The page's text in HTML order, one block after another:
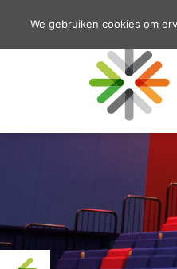
We gebruiken cookies om